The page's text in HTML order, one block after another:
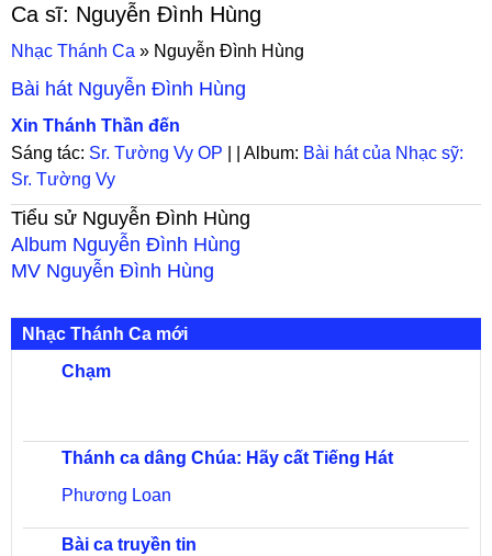
Ca sĩ: Nguyễn Đình Hùng
Nhạc Thánh Ca » Nguyễn Đình Hùng
Bài hát Nguyễn Đình Hùng
Xin Thánh Thần đến
Sáng tác: Sr. Tường Vy OP | | Album: Bài hát của Nhạc sỹ:
Sr. Tường Vy
Tiểu sử Nguyễn Đình Hùng
Album Nguyễn Đình Hùng
MV Nguyễn Đình Hùng
Nhạc Thánh Ca mới
Chạm
Thánh ca dâng Chúa: Hãy cất Tiếng Hát
Phương Loan
Bài ca truyền tin